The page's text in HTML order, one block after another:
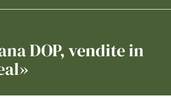
DOP, vendite in